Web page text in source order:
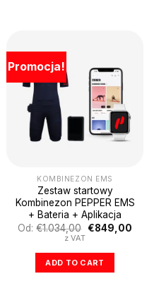
Promocja!
KOMBINEZON EMS
Zestaw startowy
Kombinezon PEPPER EMS
+ Bateria + Aplikacja
Od:€1.034,00 Pierwotna
€1.034,00.
€849,00
z VAT
ADD TO CART